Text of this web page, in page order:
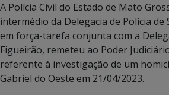
A Polícia Civil do Estado de Mato
intermédio da Delegacia de Polícia de
em força-tarefa conjunta com a
Figueirão, remeteu ao Poder
referente à investigação de um
Gabriel do Oeste em 21/04/2023.